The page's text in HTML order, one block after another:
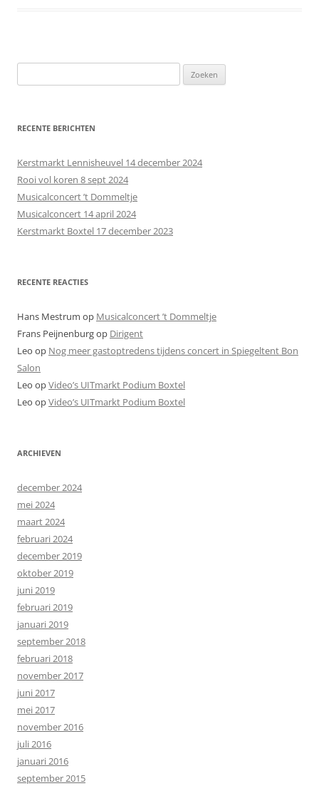
o
k
n
n
a
a
r
RECENTE BERICHTEN
Kerstmarkt Lennisheuvel 14 december 2024
Rooi vol koren 8 sept 2024
Musicalconcert ’t Dommeltje
Musicalconcert 14 april 2024
Kerstmarkt Boxtel 17 december 2023
RECENTE REACTIES
Hans Mestrum op Musicalconcert ’t Dommeltje
Frans Peijnenburgop Dirigent
Leo op Nog meer gastoptredens tijdens concert in Spiegeltent Bon
Salon
Leo opVideo’s UITmarkt Podium Boxtel
Leo opVideo’s UITmarkt Podium Boxtel
ARCHIEVEN
december 2024
mei 2024
maart 2024
februari 2024
december 2019
oktober 2019
juni 2019
februari 2019
januari 2019
september 2018
februari 2018
november 2017
juni 2017
mei 2017
november 2016
juli 2016
januari 2016
september 2015